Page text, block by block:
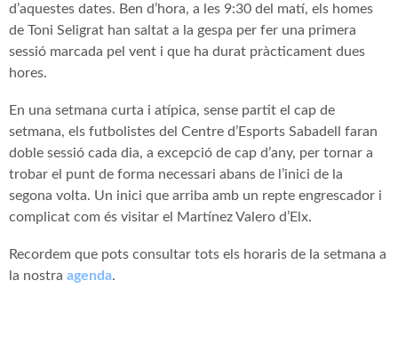
d’aquestes dates. Ben d’hora, a les 9:30 del matí, els homes
de Toni Seligrat han saltat a la gespa per fer una primera
sessió marcada pel vent i que ha durat pràcticament dues
hores.
En una setmana curta i atípica, sense partit el cap de
setmana, els futbolistes del Centre d’Esports Sabadell faran
doble sessió cada dia, a excepció de cap d’any, per tornar a
trobar el punt de forma necessari abans de l’inici de la
segona volta. Un inici que arriba amb un repte engrescador i
complicat com és visitar el Martínez Valero d’Elx.
Recordem que pots consultar tots els horaris de la setmana a
la nostra agenda.